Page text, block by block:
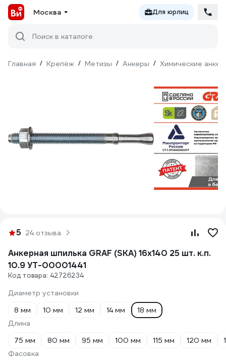
Москва Для юрлиц
Поиск в каталоге
Главная / Крепёж / Метизы / Анкеры / Химические
5 24 отзыва
Анкерная шпилька GRAF (SKА) 16x140 25 шт. к.п.
10.9 УТ-00001441
Код товара: 42726234
Диаметр установки
8 мм
10 мм 12 мм 14 мм
18 мм
Длина
75 мм
80 мм 95 мм 100 мм 115 мм 120 мм
Фасовка